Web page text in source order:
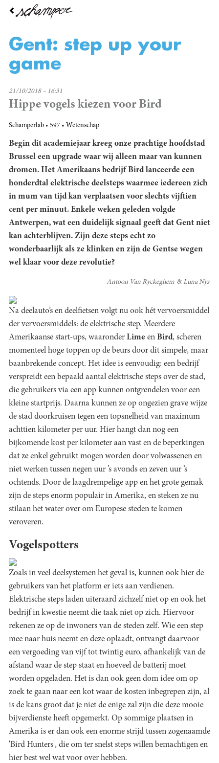
Overslaan
inhoud
gaanGent: step up your
game
21/10/2018 – 16:31
Hippe vogels kiezen voor Bird
Schamperlab 597 Wetenschap
Begin dit academiejaar kreeg onze prachtige hoofdstad
Brussel een upgrade waar wij alleen maar van kunnen
dromen. Het Amerikaans bedrijf Bird lanceerde een
honderdtal elektrische deelsteps waarmee iedereen zich
in mum van tijd kan verplaatsen voor slechts vijftien
cent per minuut. Enkele weken geleden volgde
Antwerpen, wat een duidelijk signaal geeft dat Gent niet
kan achterblijven. Zijn deze steps echt zo
wonderbaarlijk als ze klinken en zijn de Gentse wegen
wel klaar voor deze revolutie?
Antoon Van Ryckeghem Luna Nys
Na deelauto’s en deelfietsen volgt nu ook hét vervoersmiddel
der vervoersmiddels: de elektrische step. Meerdere
Amerikaanse start-ups, waaronder Lime en Bird, scheren
momenteel hoge toppen op de beurs door dit simpele, maar
baanbrekende concept. Het idee is eenvoudig: een bedrijf
verspreidt een bepaald aantal elektrische steps over de stad,
die gebruikers via een app kunnen ontgrendelen voor een
kleine startprijs. Daarna kunnen ze op ongezien grave wijze
de stad doorkruisen tegen een topsnelheid van maximum
achttien kilometer per uur. Hier hangt dan nog een
bijkomende kost per kilometer aan vast en de beperkingen
dat ze enkel gebruikt mogen worden door volwassenen en
niet werken tussen negen uur ’s avonds en zeven uur ’s
ochtends. Door de laagdrempelige app en het grote gemak
zijn de steps enorm populair in Amerika, en steken ze nu
stilaan het water over om Europese steden te komen
veroveren.
Vogelspotters
Zoals in veel deelsystemen het geval is, kunnen ook hier de
gebruikers van het platform er iets aan verdienen.
Elektrische steps laden uiteraard zichzelf niet op en ook het
bedrijf in kwestie neemt die taak niet op zich. Hiervoor
rekenen ze op de inwoners van de steden zelf. Wie een step
mee naar huis neemt en deze oplaadt, ontvangt daarvoor
een vergoeding van vijf tot twintig euro, afhankelijk van de
afstand waar de step staat en hoeveel de batterij moet
worden opgeladen. Het is dan ook geen dom idee om op
zoek te gaan naar een kot waar de kosten inbegrepen zijn, al
is de kans groot dat je niet de enige zal zijn die deze mooie
bijverdienste heeft opgemerkt. Op sommige plaatsen in
Amerika is er dan ook een enorme strijd tussen zogenaamde
'Bird Hunters', die om ter snelst steps willen bemachtigen en
hier best wel wat voor over hebben.